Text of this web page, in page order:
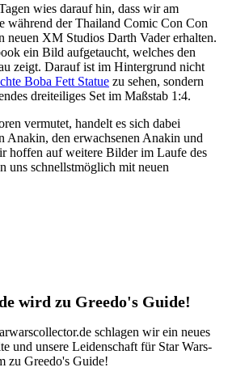
wies darauf hin, dass wir am
während der Thailand Comic Con Con
neuen XM Studios Darth Vader erhalten.
ein Bild aufgetaucht, welches den
zeigt. Darauf ist im Hintergrund nicht
Boba Fett Statue zu sehen, sondern
dreiteiliges Set im Maßstab 1:4.
vermutet, handelt es sich dabei
Anakin, den erwachsenen Anakin und
hoffen auf weitere Bilder im Laufe des
uns schnellstmöglich mit neuen
wird zu Greedo's Guide!
schlagen wir ein neues
und unsere Leidenschaft für Star Wars-
zu Greedo's Guide!